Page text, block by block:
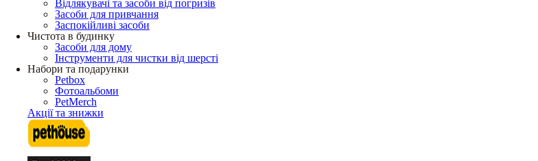
Відлякувачі та засоби від погризів
Засоби для привчання
Заспокійливі засоби
Чистота в будинку
Засоби для дому
Інструменти для чистки від шерсті
Набори та подарунки
Petbox
Фотоальбоми
PetMerch
Акції та знижки